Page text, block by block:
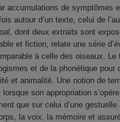
accumulations de symptômes
autour d’un texte, celui de
, dont deux extraits sont
et fiction, relate une série
à celle des oiseaux.
et de la phonétique
et animalité. Une notion de
lorsque son appropriation
que sur celui d’une
la voix, la mémoire et